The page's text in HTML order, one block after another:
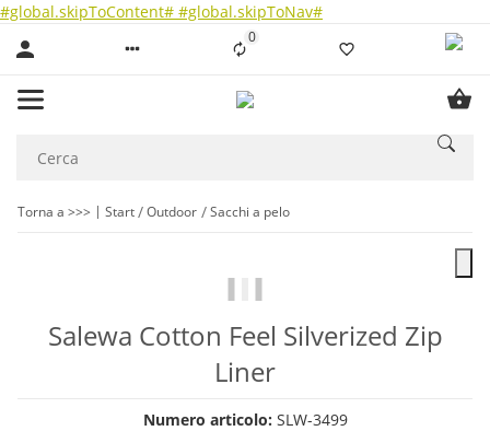
#global.skipToContent# #global.skipToNav#
0Liste ist leer
Torna a >>> Start Outdoor Sacchi a pelo
Salewa Cotton Feel Silverized Zip
Liner
Numero articolo: SLW-3499